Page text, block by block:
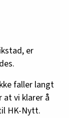
er
faller langt
vi klarer å
HK-Nytt.